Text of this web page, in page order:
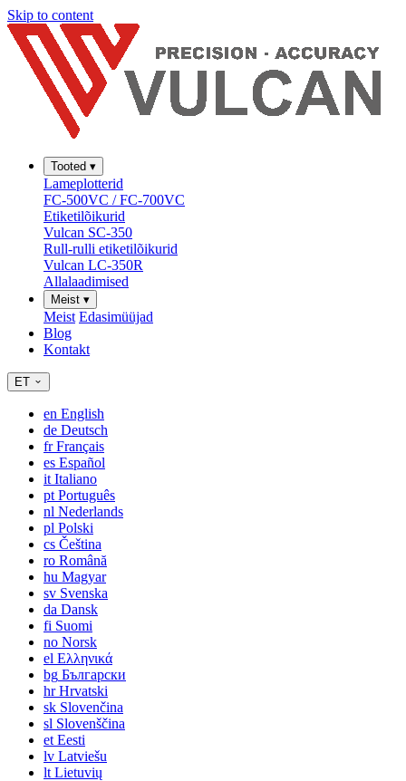
Skip to content
Tooted ▾
Lameplotterid
FC-500VC / FC-700VC
Etiketilõikurid
Vulcan SC-350
Rull-rulli etiketilõikurid
Vulcan LC-350R
Allalaadimised
Meist ▾
Meist Edasimüüjad
Blog
Kontakt
ET
en English
de Deutsch
frFrançais
es Español
it Italiano
pt Português
nl Nederlands
pl Polski
cs Čeština
ro Română
hu Magyar
sv Svenska
da Dansk
fi Suomi
no Norsk
el Ελληνικά
bg Български
hrHrvatski
sk Slovenčina
sl Slovenščina
et Eesti
lv Latviešu
lt Lietuvių